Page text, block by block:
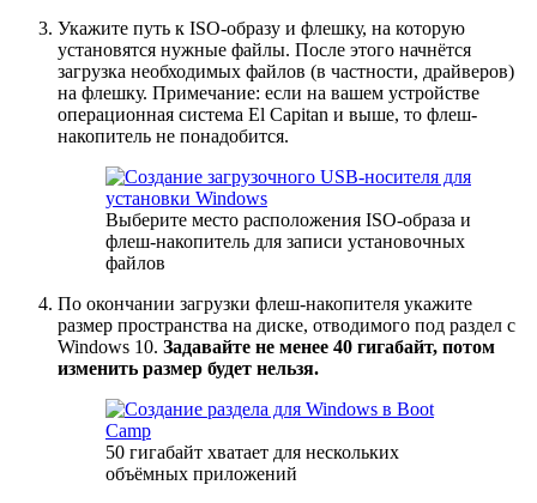
Укажите путь к ISO-образу и флешку, на которую
установятся нужные файлы. После этого начнётся
загрузка необходимых файлов (в частности, драйверов)
на флешку. Примечание: если на вашем устройстве
операционная система El Capitan и выше, то флеш-
накопитель не понадобится.
Выберите место расположения ISO-образа и
флеш-накопитель для записи установочных
файлов
По окончании загрузки флеш-накопителя укажите
размер пространства на диске, отводимого под раздел с
Windows 10. Задавайте не менее 40 гигабайт, потом
изменить размер будет нельзя.
50 гигабайт хватает для нескольких
объёмных приложений